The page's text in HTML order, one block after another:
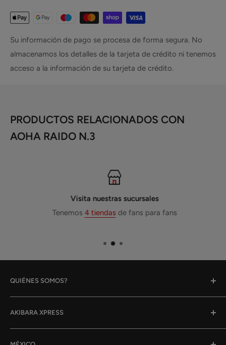
Su información de pago se procesa de forma segura. No
almacenamos los detalles de la tarjeta de crédito ni tenemos
acceso a la información de su tarjeta de crédito.
PRODUCTOS RELACIONADOS CON
AOHA RAIDO N.3
Visita nuestras sucursales
Tenemos 4 tiendasde fans para fans
QUIÉNES SOMOS?
Gracias por tu interés en nosotros!
AKIBARA XPRESS
Quiénes Somos